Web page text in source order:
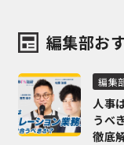
編集部お
編集
人事
うべ
徹底